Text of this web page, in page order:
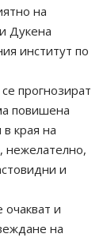
на
Дукена
институт по
прогнозират
повишена
края на
нежелателно,
и
и
на